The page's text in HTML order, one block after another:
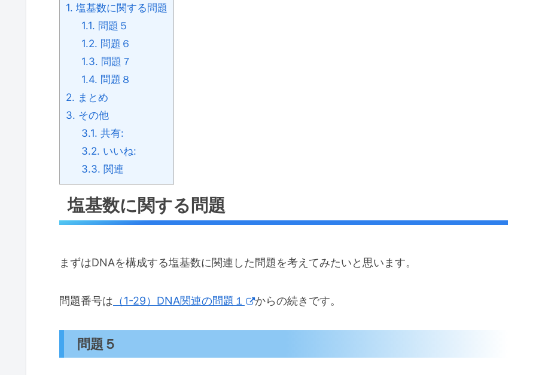
1. 塩基数に関する問題
1.1. 問題５
1.2. 問題６
1.3. 問題７
1.4. 問題８
2. まとめ
3. その他
3.1. 共有:
3.2. いいね:
3.3. 関連
塩基数に関する問題
まずはDNAを構成する塩基数に関連した問題を考えてみたいと思います。
問題番号は （1-29）DNA関連の問題１ からの続きです。
問題５